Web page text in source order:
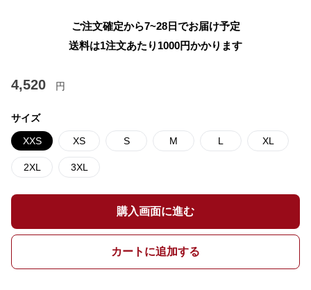
ご注文確定から7~28日でお届け予定
送料は1注文あたり 1000円かかります
4,520 円
サイズ
XXS XS S M L XL
2XL 3XL
購入画面に進む
カートに追加する